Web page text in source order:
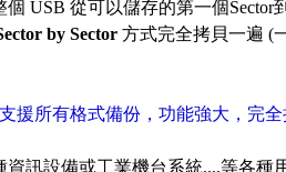
個 USB 從可以儲存的第一個
by Sector 方式完全拷貝一遍 (
援所有格式備份，功能強大，完全
資訊設備或工業機台系統....等各種